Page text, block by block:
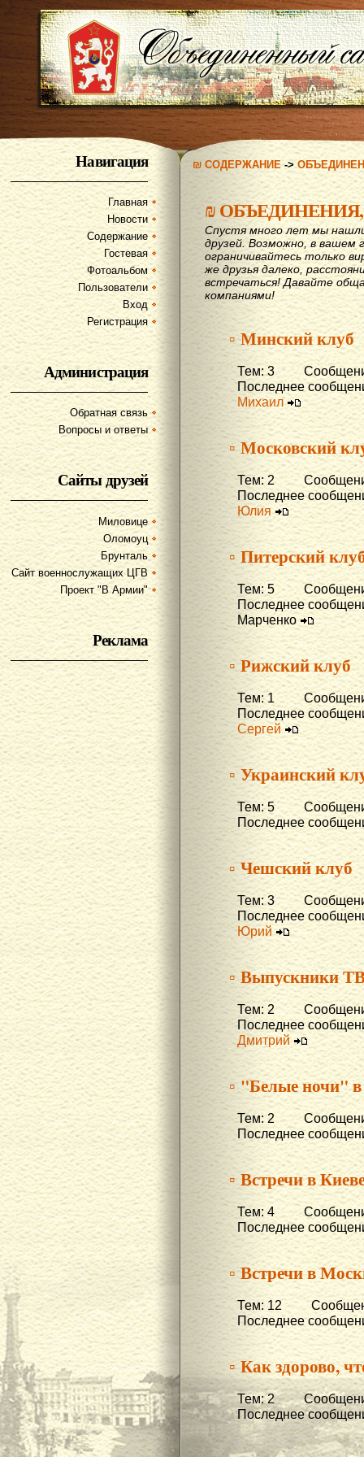
Навигация
Главная
Новости
Содержание
Гостевая
Фотоальбом
Пользователи
Вход
Регистрация
Администрация
Обратная связь
Вопросы и ответы
Сайты друзей
Миловице
Оломоуц
Брунталь
Сайт военнослужащих ЦГВ
Проект "В Армии"
Реклама
₪ СОДЕРЖАНИЕ->
₪
Спустя много лет мы
друзей. Возможно, в вашем
ограничивайтесь только
же друзья далеко,
вcтречаться! Давайте
компаниями!
▫ Минский клуб
Тем: 3
Последнее
Михаил
▫ Московский
Тем: 2
Последнее
Юлия
▫ Питерский
Тем: 5
Последнее
Марченко
▫ Рижский клуб
Тем: 1
Последнее
Сергей
▫ Украинский
Тем: 5
Последнее
▫ Чешский клуб
Тем: 3
Последнее
Юрий
▫ Выпускники
Тем: 2
Последнее
Дмитрий
▫ "Белые ночи"
Тем: 2
Последнее
▫ Встречи в
Тем: 4
Последнее
▫ Встречи в
Тем: 12
Последнее
▫ Как здорово,
Тем: 2
Последнее